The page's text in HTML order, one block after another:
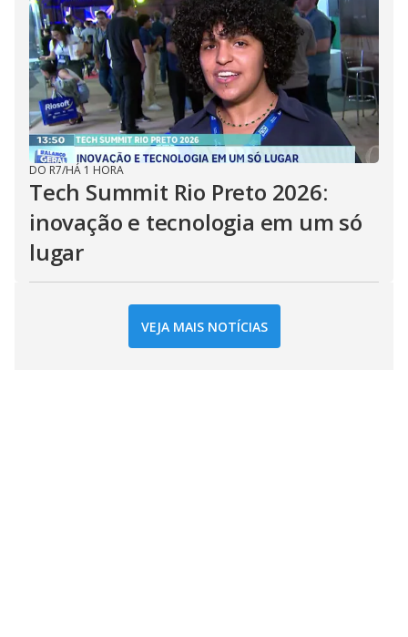
DO R7/HÁ 1 HORA
Tech Summit Rio Preto 2026:
inovação e tecnologia em um só
lugar
VEJA MAIS NOTÍCIAS